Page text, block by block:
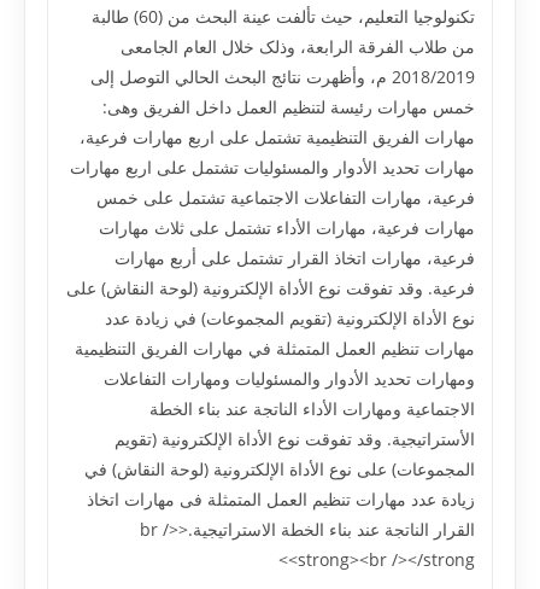
تکنولوجيا التعليم، حيث تألفت عينة البحث من (60) طالبة
من طلاب الفرقة الرابعة، وذلک خلال العام الجامعى
2018/2019 م، وأظهرت نتائج البحث الحالي التوصل إلى
خمس مهارات رئيسة لتنظيم العمل داخل الفريق وهى:
مهارات الفريق التنظيمية تشتمل على اربع مهارات فرعية،
مهارات تحديد الأدوار والمسئوليات تشتمل على اربع مهارات
فرعية، مهارات التفاعلات الاجتماعية تشتمل على خمس
مهارات فرعية، مهارات الأداء تشتمل على ثلاث مهارات
فرعية، مهارات اتخاذ القرار تشتمل على أربع مهارات
فرعية. وقد تفوقت نوع الأداة الإلکترونية (لوحة النقاش) على
نوع الأداة الإلکترونية (تقويم المجموعات) في زيادة عدد
مهارات تنظيم العمل المتمثلة في مهارات الفريق التنظيمية
ومهارات تحديد الأدوار والمسئوليات ومهارات التفاعلات
الاجتماعية ومهارات الأداء الناتجة عند بناء الخطة
الأستراتيجية. وقد تفوقت نوع الأداة الإلکترونية (تقويم
المجموعات) على نوع الأداة الإلکترونية (لوحة النقاش) في
زيادة عدد مهارات تنظيم العمل المتمثلة فى مهارات اتخاذ
القرار الناتجة عند بناء الخطة الاستراتيجية.<br />
<strong><br /></strong>